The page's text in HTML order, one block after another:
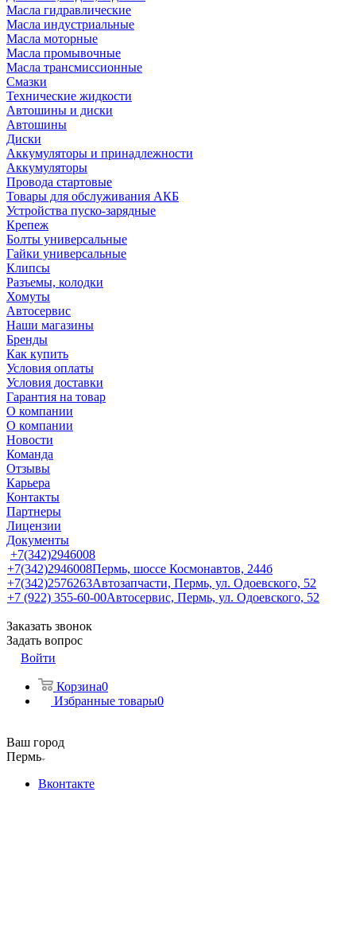
Масла гидравлические
Масла индустриальные
Масла моторные
Масла промывочные
Масла трансмиссионные
Смазки
Технические жидкости
Автошины и диски
Автошины
Диски
Аккумуляторы и принадлежности
Аккумуляторы
Провода стартовые
Товары для обслуживания АКБ
Устройства пуско-зарядные
Крепеж
Болты универсальные
Гайки универсальные
Клипсы
Разъемы, колодки
Хомуты
Автосервис
Наши магазины
Бренды
Как купить
Условия оплаты
Условия доставки
Гарантия на товар
О компании
О компании
Новости
Команда
Отзывы
Карьера
Контакты
Партнеры
Лицензии
Документы
+7(342)2946008
+7(342)2946008Пермь, шоссе Космонавтов, 244б
+7(342)2576263Автозапчасти, Пермь, ул. Одоевского, 52
+7 (922) 355-60-00Автосервис, Пермь, ул. Одоевского, 52
Заказать звонок
Задать вопрос
Войти
Корзина0
Избранные товары0
Ваш город
Пермь
Вконтакте